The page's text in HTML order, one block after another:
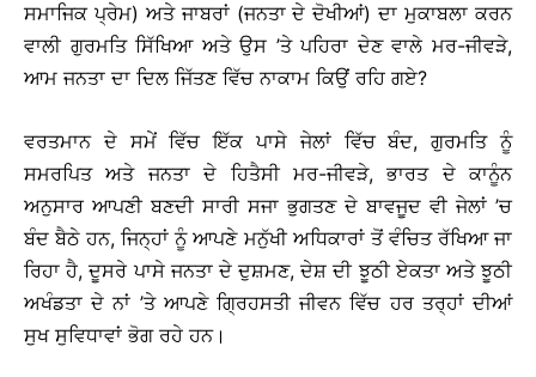
ਸਮਾਜਿਕ ਪ੍ਰੇਮ) ਅਤੇ ਜਾਬਰਾਂ (ਜਨਤਾ ਦੇ ਦੋਖੀਆਂ) ਦਾ ਮੁਕਾਬਲਾ ਕਰਨ
ਵਾਲੀ ਗੁਰਮਤਿ ਸਿੱਖਿਆ ਅਤੇ ਉਸ ’ਤੇ ਪਹਿਰਾ ਦੇਣ ਵਾਲੇ ਮਰ-ਜੀਵੜੇ,
ਆਮ ਜਨਤਾ ਦਾ ਦਿਲ ਜਿੱਤਣ ਵਿੱਚ ਨਾਕਾਮ ਕਿਉਂ ਰਹਿ ਗਏ?
ਵਰਤਮਾਨ ਦੇ ਸਮੇਂ ਵਿੱਚ ਇੱਕ ਪਾਸੇ ਜੇਲਾਂ ਵਿੱਚ ਬੰਦ, ਗੁਰਮਤਿ ਨੂੰ
ਸਮਰਪਿਤ ਅਤੇ ਜਨਤਾ ਦੇ ਹਿਤੈਸੀ ਮਰ-ਜੀਵੜੇ, ਭਾਰਤ ਦੇ ਕਾਨੂੰਨ
ਅਨੁਸਾਰ ਆਪਣੀ ਬਣਦੀ ਸਾਰੀ ਸਜਾ ਭੁਗਤਣ ਦੇ ਬਾਵਜੂਦ ਵੀ ਜੇਲਾਂ ’ਚ
ਬੰਦ ਬੈਠੇ ਹਨ, ਜਿਨ੍ਹਾਂ ਨੂੰ ਆਪਣੇ ਮਨੁੱਖੀ ਅਧਿਕਾਰਾਂ ਤੋਂ ਵੰਚਿਤ ਰੱਖਿਆ ਜਾ
ਰਿਹਾ ਹੈ, ਦੂਸਰੇ ਪਾਸੇ ਜਨਤਾ ਦੇ ਦੁਸ਼ਮਣ, ਦੇਸ਼ ਦੀ ਝੂਠੀ ਏਕਤਾ ਅਤੇ ਝੂਠੀ
ਅਖੰਡਤਾ ਦੇ ਨਾਂ ’ਤੇ ਆਪਣੇ ਗ੍ਰਿਹਸਤੀ ਜੀਵਨ ਵਿੱਚ ਹਰ ਤਰ੍ਹਾਂ ਦੀਆਂ
ਸੁਖ ਸੁਵਿਧਾਵਾਂ ਭੋਗ ਰਹੇ ਹਨ।